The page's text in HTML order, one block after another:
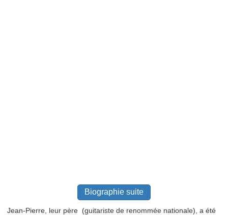
Biographie suite
Jean-Pierre, leur père (guitariste de renommée nationale), a été